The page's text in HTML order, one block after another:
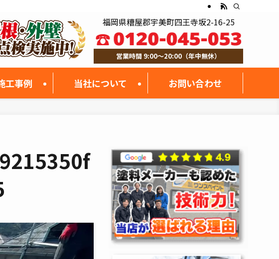
工事例 当社について お問い合わせ
福岡県糟屋郡宇美町四王寺坂2-16-25
営業時間 9:00～20:00（年中無休）